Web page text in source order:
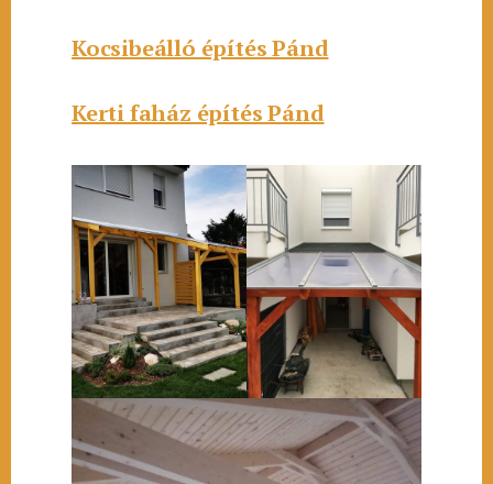
Kocsibeálló építés Pánd
Kerti faház építés Pánd